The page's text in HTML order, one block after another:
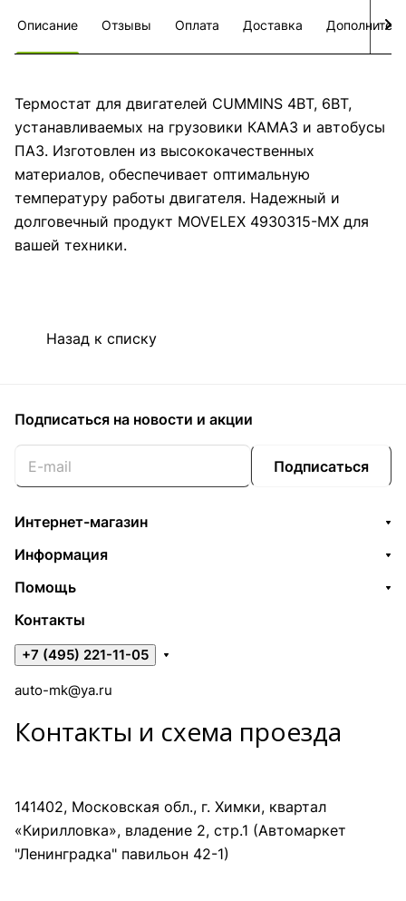
Описание Отзывы Оплата Доставка
Термостат для двигателей CUMMINS 4BT, 6BT,
устанавливаемых на грузовики КАМАЗ и автобусы
ПАЗ. Изготовлен из высококачественных
материалов, обеспечивает оптимальную
температуру работы двигателя. Надежный и
долговечный продукт MOVELEX 4930315-MX для
вашей техники.
Назад к списку
Подписаться на новости и акции
Подписаться
Интернет-магазин
Информация
Помощь
Контакты
+7 (495) 221-11-05
auto-mk@ya.ru
Контакты и схема проезда
141402, Московская обл., г. Химки, квартал
«Кирилловка», владение 2, стр.1 (Автомаркет
"Ленинградка" павильон 42-1)